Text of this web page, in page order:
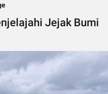
Jejak Bumi